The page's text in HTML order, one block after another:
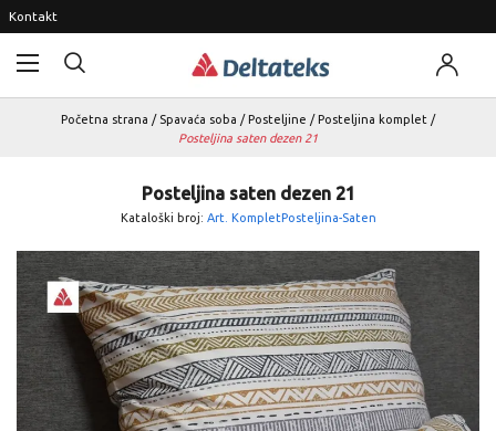
Kontakt
Početna strana / Spavaća soba / Posteljine / Posteljina komplet /
Posteljina saten dezen 21
Posteljina saten dezen 21
Kataloški broj: Art. KompletPosteljina-Saten